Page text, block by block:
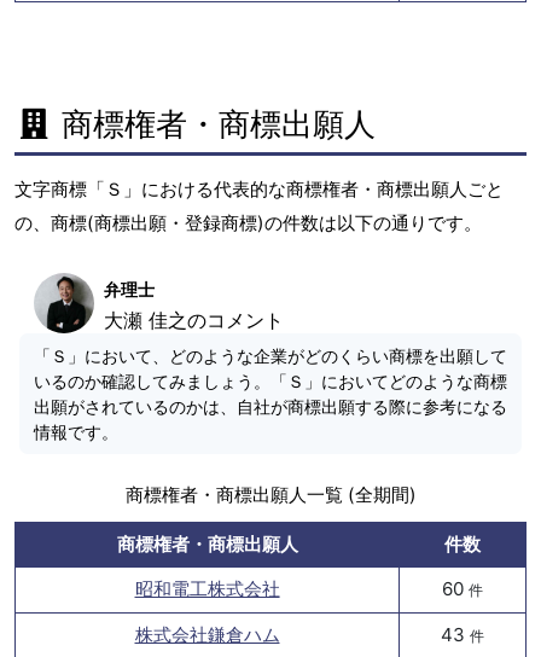
商標権者・商標出願人
文字商標「Ｓ」における代表的な商標権者・商標出願人ごと
の、商標(商標出願・登録商標)の件数は以下の通りです。
弁理士
大瀬 佳之のコメント
「Ｓ」において、どのような企業がどのくらい商標を出願して
いるのか確認してみましょう。「Ｓ」においてどのような商標
出願がされているのかは、自社が商標出願する際に参考になる
情報です。
商標権者・商標出願人一覧 (全期間)
商標権者・商標出願人
件数
昭和電工株式会社
60 件
株式会社鎌倉ハム 43 件